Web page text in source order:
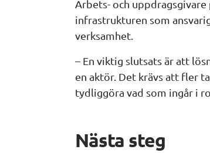
Arbets- och
infrastrukturen som
verksamhet.
– En viktig slutsats är att
en aktör. Det krävs att fler
tydliggöra vad som ingår i
Nästa steg